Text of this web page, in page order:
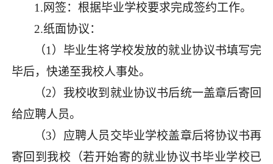
1.网签：根据毕业学校要求完成签约工作。
2.纸面协议：
（1）毕业生将学校发放的就业协议书填写完
毕后，快递至我校人事处。
（2）我校收到就业协议书后统一盖章后寄回
给应聘人员。
（3）应聘人员交毕业学校盖章后将协议书再
寄回到我校（若开始寄的就业协议书毕业学校已